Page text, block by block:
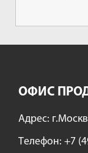
ОФИС
Адрес:
Tелефон: +7